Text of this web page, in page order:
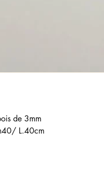
de 3mm
L.40cm